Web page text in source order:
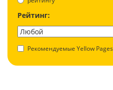
Рейтинг:
Рекомендуемые Yellow Pages